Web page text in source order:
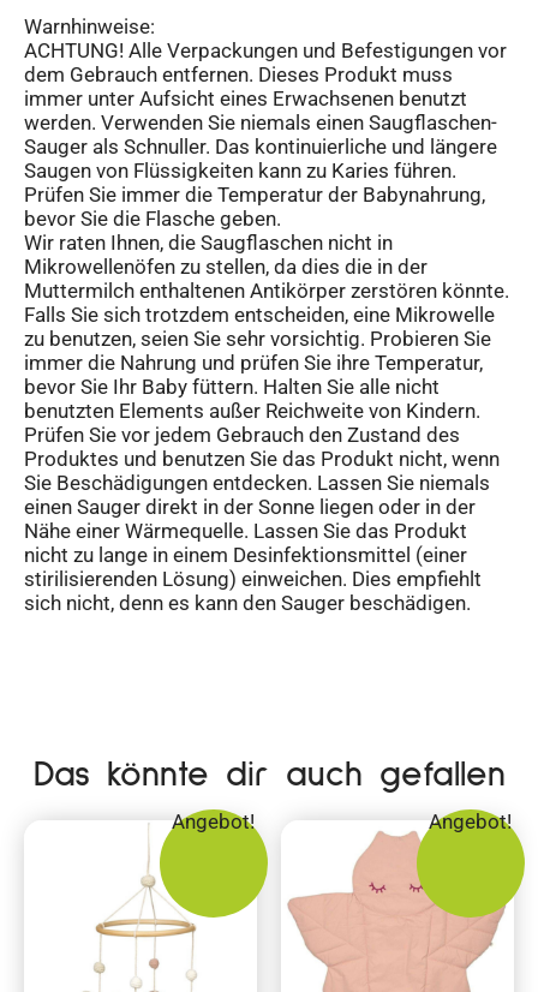
Warnhinweise:
ACHTUNG! Alle Verpackungen und Befestigungen vor
dem Gebrauch entfernen. Dieses Produkt muss
immer unter Aufsicht eines Erwachsenen benutzt
werden. Verwenden Sie niemals einen Saugflaschen-
Sauger als Schnuller. Das kontinuierliche und längere
Saugen von Flüssigkeiten kann zu Karies führen.
Prüfen Sie immer die Temperatur der Babynahrung,
bevor Sie die Flasche geben.
Wir raten Ihnen, die Saugflaschen nicht in
Mikrowellenöfen zu stellen, da dies die in der
Muttermilch enthaltenen Antikörper zerstören könnte.
Falls Sie sich trotzdem entscheiden, eine Mikrowelle
zu benutzen, seien Sie sehr vorsichtig. Probieren Sie
immer die Nahrung und prüfen Sie ihre Temperatur,
bevor Sie Ihr Baby füttern. Halten Sie alle nicht
benutzten Elements außer Reichweite von Kindern.
Prüfen Sie vor jedem Gebrauch den Zustand des
Produktes und benutzen Sie das Produkt nicht, wenn
Sie Beschädigungen entdecken. Lassen Sie niemals
einen Sauger direkt in der Sonne liegen oder in der
Nähe einer Wärmequelle. Lassen Sie das Produkt
nicht zu lange in einem Desinfektionsmittel (einer
stirilisierenden Lösung) einweichen. Dies empfiehlt
sich nicht, denn es kann den Sauger beschädigen.
Das könnte dir auch gefallen
Angebot! Angebot!